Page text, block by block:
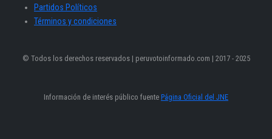
Partidos Políticos
Términos y condiciones
© Todos los derechos reservados | peruvotoinformado.com | 2017 - 2025
Información de interés público fuente Página Oficial del JNE